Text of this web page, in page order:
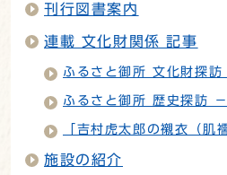
刊行図書案内
連載 文化財関係 記事
ふるさと御所 文化財探訪
ふるさと御所 歴史探訪
「吉村虎太郎の襯衣（肌
施設の紹介